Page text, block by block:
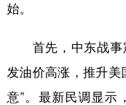
始。
首先，中东战事震
发油价高涨，推升美
意”。最新民调显示